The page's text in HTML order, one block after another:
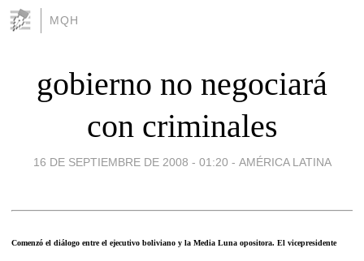
MQH
gobierno no negociará
con criminales
16 DE SEPTIEMBRE DE 2008 - 01:20 - AMÉRICA LATINA
Comenzó el diálogo entre el ejecutivo boliviano y la Media Luna opositora. El vicepresidente